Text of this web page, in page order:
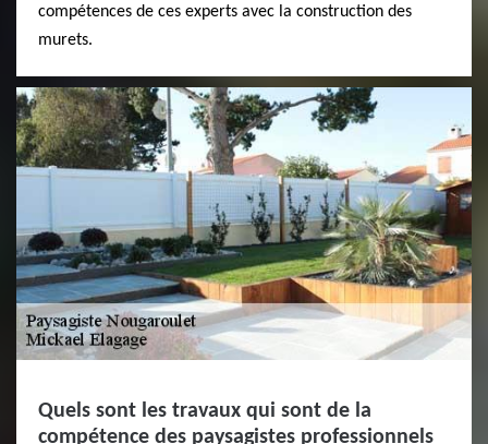
compétences de ces experts avec la construction des
murets.
Quels sont les travaux qui sont de la
compétence des paysagistes professionnels